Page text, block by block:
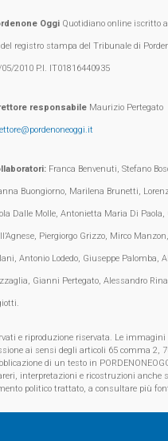
OggiQuotidiano online iscritto
registro stampa del Tribunale di
2010 P.I. IT01816440935
responsabileMaurizio Pertegato
Franca Benvenuti, Stefano
Buongiorno, Marilena Brunetti,
Dalle Molle, Antonietta Maria Di Paola,
Piergiorgo Grizzo, Mirco
Antonio Lodedo, Giuseppe Palomba,
Gianni Pertegato, Alessandro
e riproduzione riservata. Le immagini
ai sensi degli articoli 65 comma 2,
di un testo in
interpretazioni e ricostruzioni anche
politico trattato, a consultare più